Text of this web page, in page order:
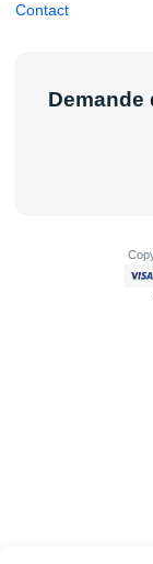
Contact
Demande